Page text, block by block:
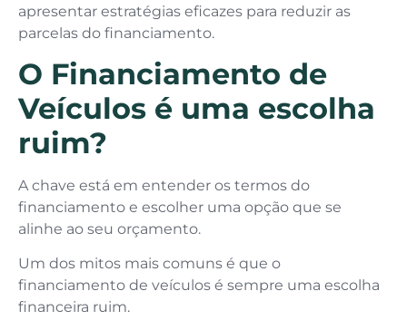
apresentar estratégias eficazes para reduzir as
parcelas do financiamento.
O Financiamento de
Veículos é uma escolha
ruim?
A chave está em entender os termos do
financiamento e escolher uma opção que se
alinhe ao seu orçamento.
Um dos mitos mais comuns é que o
financiamento de veículos é sempre uma escolha
financeira ruim.